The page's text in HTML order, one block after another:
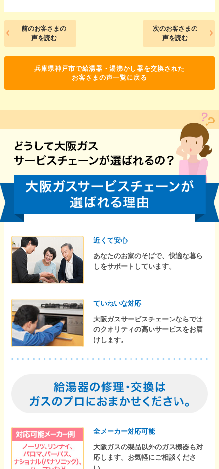
前のお客さまの
声を読む
次のお客さまの
声を読む
兵庫県神戸市で給湯器・湯沸かし器を交換された
お客さまの声一覧に戻る
近くて安心
あなたのお家のそばで、快適な暮ら
しをサポートしています。
ていねいな対応
大阪ガスサービスチェーンならでは
のクオリティの高いサービスをお届
けします。
全メーカー対応可能
大阪ガスの製品以外のガス機器も対
応します。お気軽にご相談くださ